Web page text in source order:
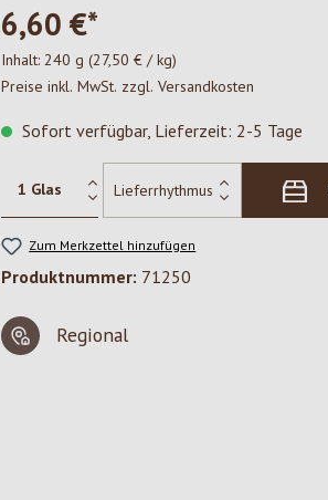
6,60 €*
Inhalt: 240 g (27,50 € / kg)
Preise inkl. MwSt. zzgl. Versandkosten
Sofort verfügbar, Lieferzeit: 2-5 Tage
Zum Merkzettel hinzufügen
Produktnummer: 71250
Regional